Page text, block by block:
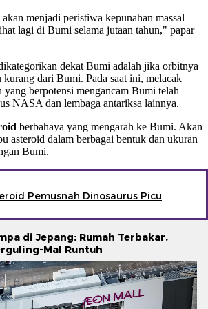
menjadi peristiwa kepunahan massal
lagi di Bumi selama jutaan tahun," papar
dekat Bumi adalah jika orbitnya
dari Bumi. Pada saat ini, melacak
yang berpotensi mengancam Bumi telah
NASA dan lembaga antariksa lainnya.
berbahaya yang mengarah ke Bumi. Akan
asteroid dalam berbagai bentuk dan ukuran
Bumi.
Pemusnah Dinosaurus Picu
di Jepang: Rumah Terbakar,
Mal Runtuh